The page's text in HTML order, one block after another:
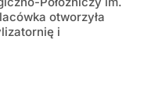
otworzyła
i